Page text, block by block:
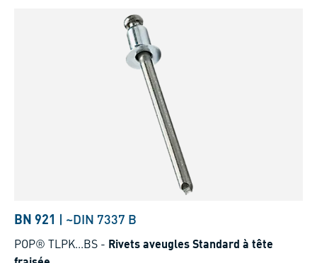
BN 921 | ~DIN 7337 B
POP® TLPK...BS - Rivets aveugles Standard à tête